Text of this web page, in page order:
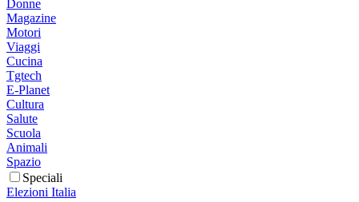
Donne
Magazine
Motori
Viaggi
Cucina
Tgtech
E-Planet
Cultura
Salute
Scuola
Animali
Spazio
Speciali
Elezioni Italia